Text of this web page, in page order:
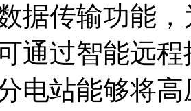
据传输功能
通过智能远
电站能够将